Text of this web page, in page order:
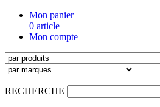
Mon panier
0 article
Mon compte
RECHERCHE